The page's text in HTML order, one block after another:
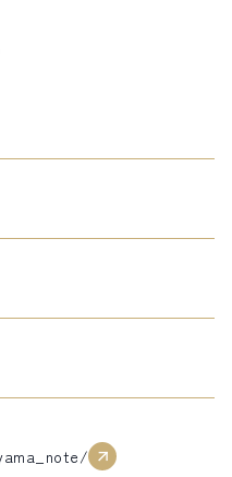
城5497
道